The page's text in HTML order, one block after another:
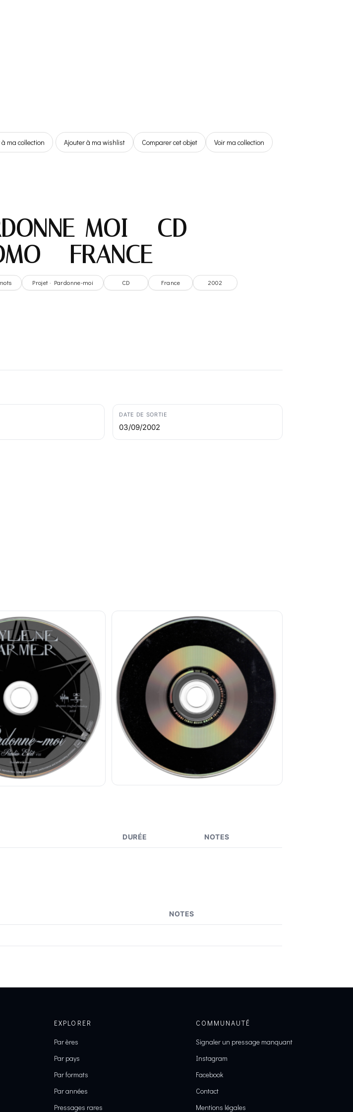
ma collection Ajouter à ma wishlist Comparer cet objet Voir ma collection
MOI – CD
– FRANCE
Projet · Pardonne-moi CD France 2002
DATE DE SORTIE
03/09/2002
DURÉE NOTES
NOTES
EXPLORER
Par ères
Par pays
Par formats
Par années
Pressages rares
COMMUNAUTÉ
Signaler un pressage manquant
Instagram
Facebook
Contact
Mentions légales